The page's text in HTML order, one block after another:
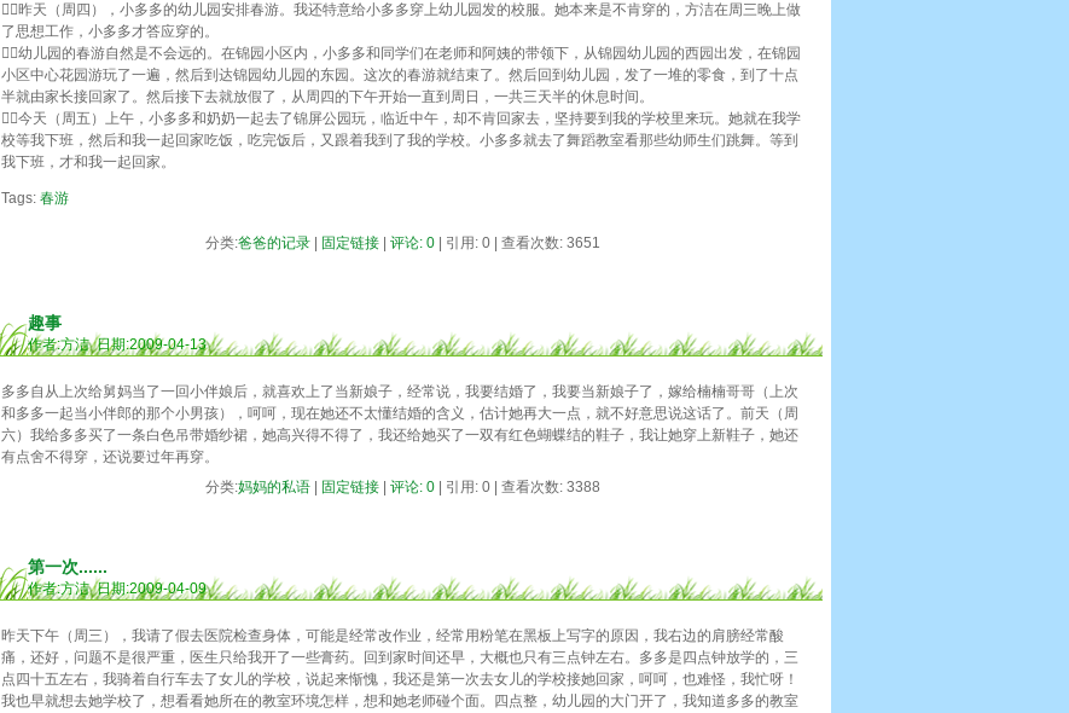
昨天（周四），小多多的幼儿园安排春游。我还特意给小多多穿上幼儿园发的校服。她本来是不肯穿的，方洁在周三晚上做
了思想工作，小多多才答应穿的。
幼儿园的春游自然是不会远的。在锦园小区内，小多多和同学们在老师和阿姨的带领下，从锦园幼儿园的西园出发，在锦园
小区中心花园游玩了一遍，然后到达锦园幼儿园的东园。这次的春游就结束了。然后回到幼儿园，发了一堆的零食，到了十点
半就由家长接回家了。然后接下去就放假了，从周四的下午开始一直到周日，一共三天半的休息时间。
今天（周五）上午，小多多和奶奶一起去了锦屏公园玩，临近中午，却不肯回家去，坚持要到我的学校里来玩。她就在我学
校等我下班，然后和我一起回家吃饭，吃完饭后，又跟着我到了我的学校。小多多就去了舞蹈教室看那些幼师生们跳舞。等到
我下班，才和我一起回家。
Tags: 春游
分类:爸爸的记录 固定链接 |评论: 0 | 引用: 0 | 查看次数: 3651
趣事
作者:方洁 日期:2009-04-13
多多自从上次给舅妈当了一回小伴娘后，就喜欢上了当新娘子，经常说，我要结婚了，我要当新娘子了，嫁给楠楠哥哥（上次
和多多一起当小伴郎的那个小男孩），呵呵，现在她还不太懂结婚的含义，估计她再大一点，就不好意思说这话了。前天（周
六）我给多多买了一条白色吊带婚纱裙，她高兴得不得了，我还给她买了一双有红色蝴蝶结的鞋子，我让她穿上新鞋子，她还
有点舍不得穿，还说要过年再穿。
分类:妈妈的私语 固定链接 |评论: 0 | 引用: 0 | 查看次数: 3388
第一次......
作者:方洁 日期:2009-04-09
昨天下午（周三），我请了假去医院检查身体，可能是经常改作业，经常用粉笔在黑板上写字的原因，我右边的肩膀经常酸
痛，还好，问题不是很严重，医生只给我开了一些膏药。回到家时间还早，大概也只有三点钟左右。多多是四点钟放学的，三
点四十五左右，我骑着自行车去了女儿的学校，说起来惭愧，我还是第一次去女儿的学校接她回家，呵呵，也难怪，我忙呀！
我也早就想去她学校了，想看看她所在的教室环境怎样，想和她老师碰个面。四点整，幼儿园的大门开了，我知道多多的教室